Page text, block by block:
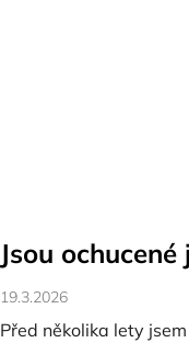
Jsou
19.3.2026
Před několika lety